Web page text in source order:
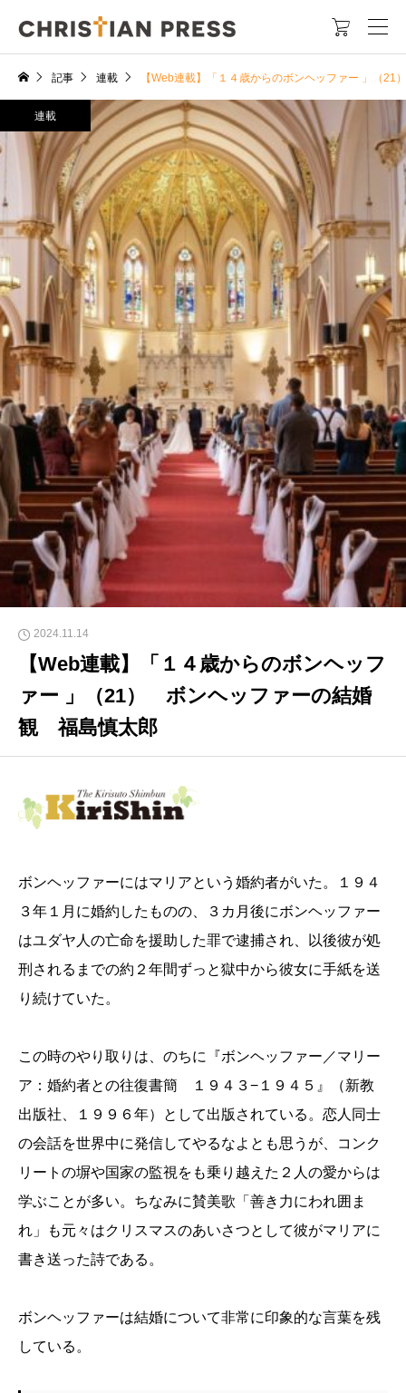

記事 連載 【Web連載】「１４歳からのボンヘッファー 」（
連載
2024.11.14
【Web連載】「１４歳からのボンヘッフ
ァー 」（21） ボンヘッファーの結婚
観 福島慎太郎
ボンヘッファーにはマリアという婚約者がいた。１９４
３年１月に婚約したものの、３カ月後にボンヘッファー
はユダヤ人の亡命を援助した罪で逮捕され、以後彼が処
刑されるまでの約２年間ずっと獄中から彼女に手紙を送
り続けていた。
この時のやり取りは、のちに『ボンヘッファー／マリー
ア：婚約者との往復書簡 １９４３−１９４５』（新教
出版社、１９９６年）として出版されている。恋人同士
の会話を世界中に発信してやるなよとも思うが、コンク
リートの塀や国家の監視をも乗り越えた２人の愛からは
学ぶことが多い。ちなみに賛美歌「善き力にわれ囲ま
れ」も元々はクリスマスのあいさつとして彼がマリアに
書き送った詩である。
ボンヘッファーは結婚について非常に印象的な言葉を残
している。